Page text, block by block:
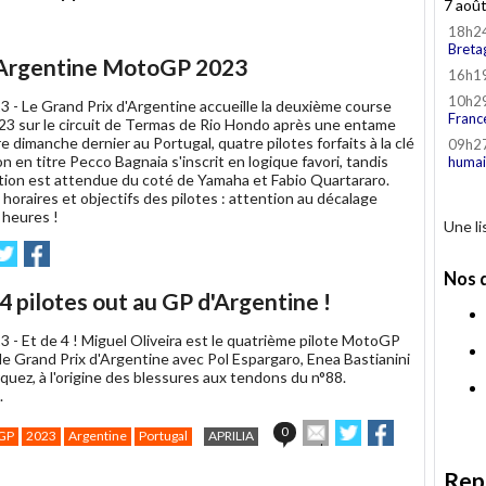
MotoGP 2023
- Le Grand Prix d'Argentine accueille la deuxième course
sur le circuit de Termas de Rio Hondo après une entame
dimanche dernier au Portugal, quatre pilotes forfaits à la clé
en titre Pecco Bagnaia s'inscrit en logique favori, tandis
est attendue du coté de Yamaha et Fabio Quartararo.
horaires et objectifs des pilotes : attention au décalage
!
Partager
sur
pilotes out au GP d'Argentine !
- Et de 4 ! Miguel Oliveira est le quatrième pilote MotoGP
Grand Prix d'Argentine avec Pol Espargaro, Enea Bastianini
à l'origine des blessures aux tendons du n°88.
2023 Argentine Portugal APRILIA 0
Envoyer
cet
Partager
sur sur
7
Une
Nos